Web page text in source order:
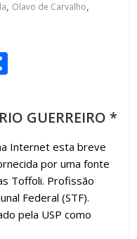
, Olavo de Carvalho,
m
p
ar
til
h
ar
GUERREIRO *
Internet esta breve
por uma fonte
Toffoli. Profissão
Federal (STF).
pela USP como